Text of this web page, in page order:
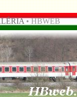
• HBWEB